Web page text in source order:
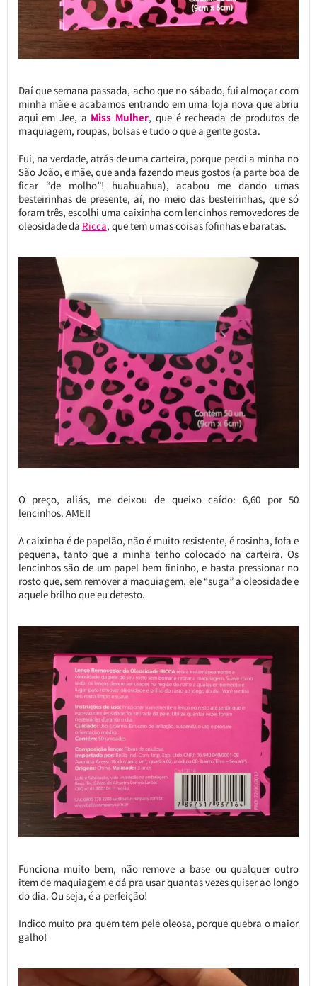
Daí que semana passada, acho que no sábado, fui almoçar com
minha mãe e acabamos entrando em uma loja nova que abriu
aqui em Jee, a Miss Mulher, que é recheada de produtos de
maquiagem, roupas, bolsas e tudo o que a gente gosta.
Fui, na verdade, atrás de uma carteira, porque perdi a minha no
São João, e mãe, que anda fazendo meus gostos (a parte boa de
ficar “de molho”! huahuahua), acabou me dando umas
besteirinhas de presente, aí, no meio das besteirinhas, que só
foram três, escolhi uma caixinha com lencinhos removedores de
oleosidade da Ricca, que tem umas coisas fofinhas e baratas.
O preço, aliás, me deixou de queixo caído: 6,60 por 50
lencinhos. AMEI!
A caixinha é de papelão, não é muito resistente, é rosinha, fofa e
pequena, tanto que a minha tenho colocado na carteira. Os
lencinhos são de um papel bem fininho, e basta pressionar no
rosto que, sem remover a maquiagem, ele “suga” a oleosidade e
aquele brilho que eu detesto.
Funciona muito bem, não remove a base ou qualquer outro
item de maquiagem e dá pra usar quantas vezes quiser ao longo
do dia. Ou seja, é a perfeição!
Indico muito pra quem tem pele oleosa, porque quebra o maior
galho!